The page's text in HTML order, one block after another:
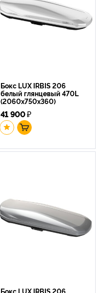
Бокс LUX IRBIS 206
белый глянцевый 470L
(2060х750х360)
41 900₽
Бокс LUX IRBIS 206